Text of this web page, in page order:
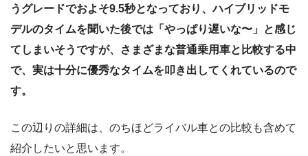
うグレードでおよそ9.5秒となっており、ハイブリッドモ
デルのタイムを聞いた後では「やっぱり遅いな〜」と感じ
てしまいそうですが、さまざまな普通乗用車と比較する中
で、実は十分に優秀なタイムを叩き出してくれているので
す。
この辺りの詳細は、のちほどライバル車との比較も含めて
紹介したいと思います。